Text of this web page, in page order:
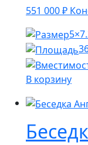
551 000₽
В корзину